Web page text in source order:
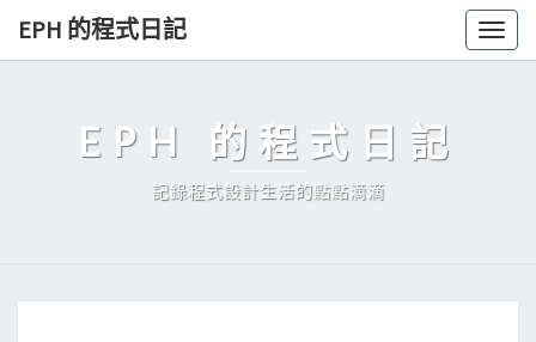
Skip
EPH 的程式日記
EPH 的程式日記
記錄程式設計生活的點點滴滴